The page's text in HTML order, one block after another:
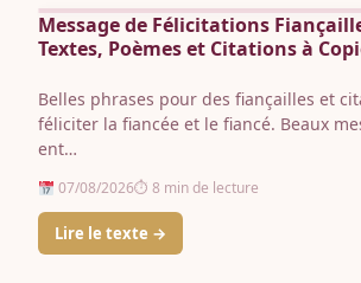
Message de Félicitations
Textes, Poèmes et Citations à
Belles phrases pour des fiançailles et
féliciter la fiancée et le fiancé. Beaux
ent…
07/08/2026⏱ 8 min de lecture
Lire le texte →